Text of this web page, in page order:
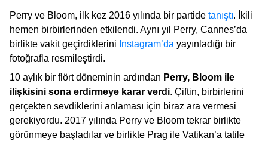
Perry ve Bloom, ilk kez 2016 yılında bir partide tanıştı. İkili
hemen birbirlerinden etkilendi. Aynı yıl Perry, Cannes’da
birlikte vakit geçirdiklerini Instagram’da yayınladığı bir
fotoğrafla resmileştirdi.
10 aylık bir flört döneminin ardından Perry, Bloom ile
ilişkisini sona erdirmeye karar verdi. Çiftin, birbirlerini
gerçekten sevdiklerini anlaması için biraz ara vermesi
gerekiyordu. 2017 yılında Perry ve Bloom tekrar birlikte
görünmeye başladılar ve birlikte Prag ile Vatikan’a tatile